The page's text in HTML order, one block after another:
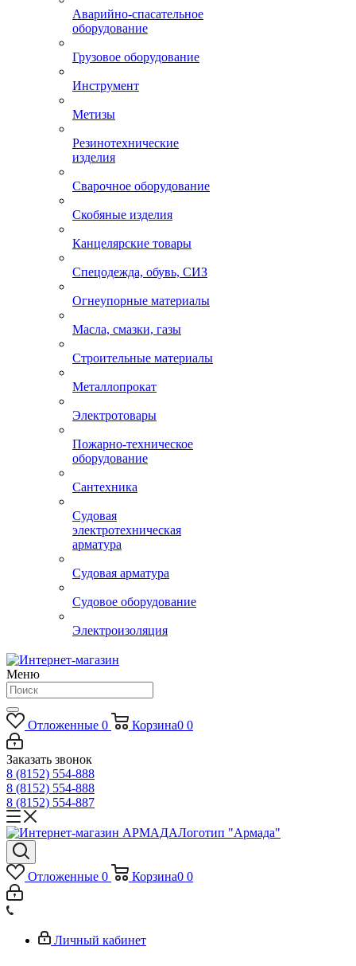
Аварийно-спасательное
оборудование
Грузовое оборудование
Инструмент
Метизы
Резинотехнические
изделия
Сварочное оборудование
Скобяные изделия
Канцелярские товары
Спецодежда, обувь, СИЗ
Огнеупорные материалы
Масла, смазки, газы
Строительные материалы
Металлопрокат
Электротовары
Пожарно-техническое
оборудование
Сантехника
Судовая
электротехническая
арматура
Судовая арматура
Судовое оборудование
Электроизоляция
Меню
Отложенные 0 Корзина0 0
Заказать звонок
8 (8152) 554-888
8 (8152) 554-888
8 (8152) 554-887
Логотип "Армада"
Отложенные 0 Корзина0 0
Личный кабинет